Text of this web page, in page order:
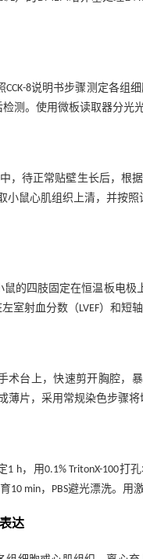
8说明书步骤测定各
测。使用微板读取器分光
，待正常贴壁生长后，根
小鼠心肌组织上清，并按
的四肢固定在恒温板电
射血分数（LVEF）和短轴
台上，快速剪开胸腔，
片，采用常规染色步骤
，用0.1% TritonX-100打
10 min，PBS避光漂洗。用
达